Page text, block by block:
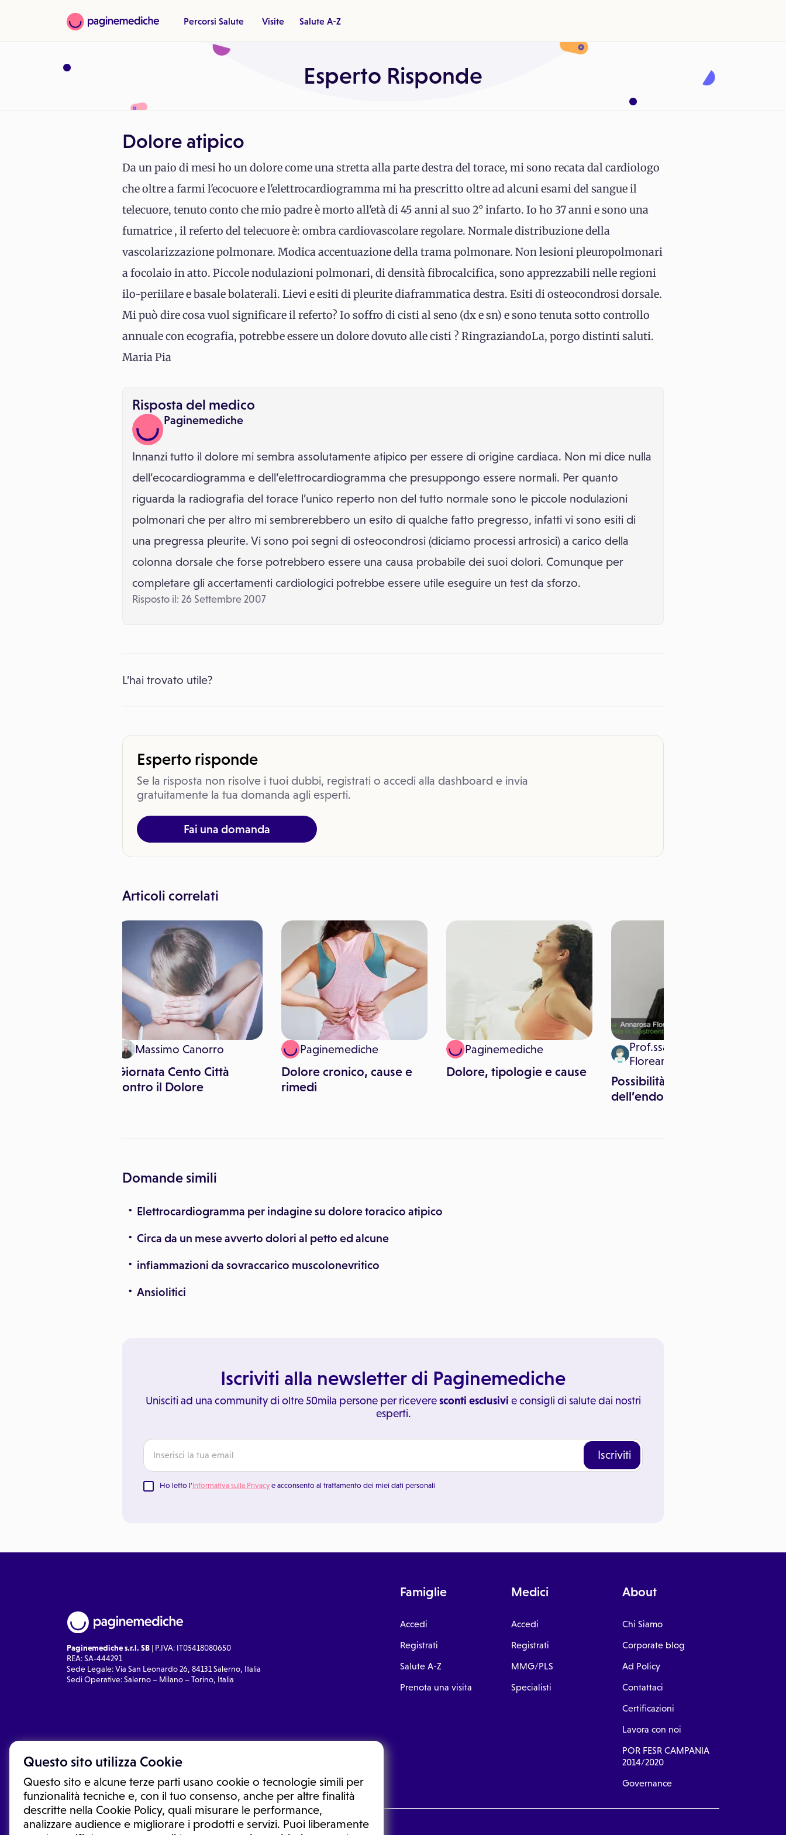
Questo sito utilizza Cookie
Questo sito e alcune terze parti usano cookie o tecnologie simili per
funzionalità tecniche e, con il tuo consenso, anche per altre finalità
descritte nella Cookie Policy, quali misurare le performance,
analizzare audience e migliorare i prodotti e servizi. Puoi liberamente
Percorsi Salute Visite Salute A-Z
Esperto Risponde
Dolore atipico
Da un paio di mesi ho un dolore come una stretta alla parte destra del torace, mi sono recata dal cardiologo
che oltre a farmi l'ecocuore e l'elettrocardiogramma mi ha prescritto oltre ad alcuni esami del sangue il
telecuore, tenuto conto che mio padre è morto all'età di 45 anni al suo 2° infarto. Io ho 37 anni e sono una
fumatrice , il referto del telecuore è: ombra cardiovascolare regolare. Normale distribuzione della
vascolarizzazione polmonare. Modica accentuazione della trama polmonare. Non lesioni pleuropolmonari
a focolaio in atto. Piccole nodulazioni polmonari, di densità fibrocalcifica, sono apprezzabili nelle regioni
ilo-periilare e basale bolaterali. Lievi e esiti di pleurite diaframmatica destra. Esiti di osteocondrosi dorsale.
Mi può dire cosa vuol significare il referto? Io soffro di cisti al seno (dx e sn) e sono tenuta sotto controllo
annuale con ecografia, potrebbe essere un dolore dovuto alle cisti ? RingraziandoLa, porgo distinti saluti.
Maria Pia
Risposta del medico
Paginemediche
Innanzi tutto il dolore mi sembra assolutamente atipico per essere di origine cardiaca. Non mi dice nulla
dell’ecocardiogramma e dell’elettrocardiogramma che presuppongo essere normali. Per quanto
riguarda la radiografia del torace l’unico reperto non del tutto normale sono le piccole nodulazioni
polmonari che per altro mi sembrerebbero un esito di qualche fatto pregresso, infatti vi sono esiti di
una pregressa pleurite. Vi sono poi segni di osteocondrosi (diciamo processi artrosici) a carico della
colonna dorsale che forse potrebbero essere una causa probabile dei suoi dolori. Comunque per
completare gli accertamenti cardiologici potrebbe essere utile eseguire un test da sforzo.
Risposto il: 26 Settembre 2007
L’hai trovato utile?
Esperto risponde
Se la risposta non risolve i tuoi dubbi, registrati o accedi alla dashboard e invia
gratuitamente la tua domanda agli esperti.
Fai una domanda
Articoli correlati
Massimo Canorro
Giornata Cento Città
contro il Dolore
Paginemediche
Dolore cronico, cause e
rimedi
Paginemediche
Dolore, tipologie e cause
Prof.ssa Annarosa
Floreani
Possibilità di controllo
dell’endometriosi
Domande simili
Elettrocardiogramma per indagine su dolore toracico atipico
Circa da un mese avverto dolori al petto ed alcune
infiammazioni da sovraccarico muscolonevritico
Ansiolitici
Iscriviti alla newsletter di Paginemediche
Unisciti ad una community di oltre 50mila persone per riceveresconti esclusivi e consigli di salute dai nostri
esperti.
Iscriviti
Ho letto l'Informativa sulla Privacy e acconsento al trattamento dei miei dati personali
Paginemediche s.r.l. SB | P.IVA: IT05418080650
REA: SA-444291
Sede Legale: Via San Leonardo 26, 84131 Salerno, Italia
Sedi Operative: Salerno – Milano – Torino, Italia
Famiglie
Accedi
Registrati
Salute A-Z
Prenota una visita
Medici
Accedi
Registrati
MMG/PLS
Specialisti
About
Chi Siamo
Corporate blog
Ad Policy
Contattaci
Certificazioni
Lavora con noi
POR FESR CAMPANIA
2014/2020
Governance